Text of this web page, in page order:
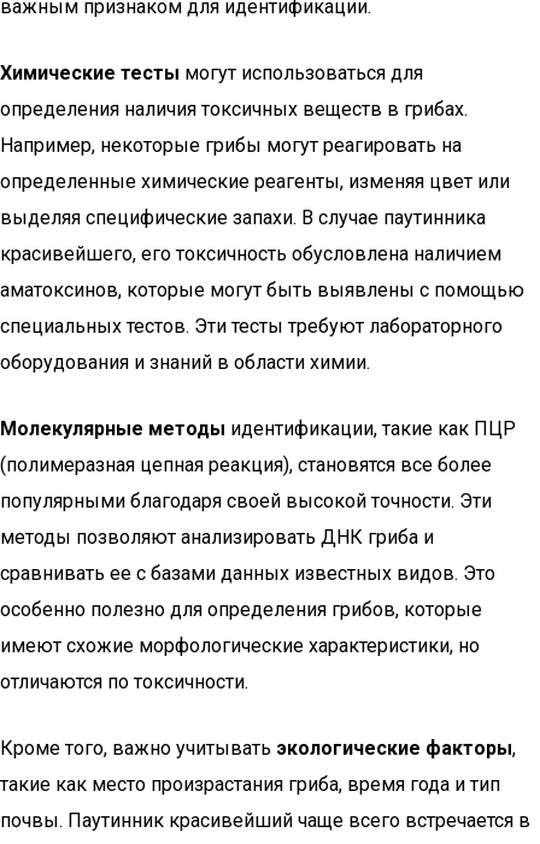
важным признаком для идентификации.
Химические тесты могут использоваться для
определения наличия токсичных веществ в грибах.
Например, некоторые грибы могут реагировать на
определенные химические реагенты, изменяя цвет или
выделяя специфические запахи. В случае паутинника
красивейшего, его токсичность обусловлена наличием
аматоксинов, которые могут быть выявлены с помощью
специальных тестов. Эти тесты требуют лабораторного
оборудования и знаний в области химии.
Молекулярные методы идентификации, такие как ПЦР
(полимеразная цепная реакция), становятся все более
популярными благодаря своей высокой точности. Эти
методы позволяют анализировать ДНК гриба и
сравнивать ее с базами данных известных видов. Это
особенно полезно для определения грибов, которые
имеют схожие морфологические характеристики, но
отличаются по токсичности.
Кроме того, важно учитывать экологические факторы,
такие как место произрастания гриба, время года и тип
почвы. Паутинник красивейший чаще всего встречается в